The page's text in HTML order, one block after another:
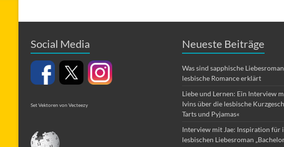
Social Media
Set Vektoren von Vecteezy
Neueste Beiträge
Was sind sapphische
lesbische Romance erklärt
Liebe und Lernen: Ein Interview
Ivins über die lesbische
Tarts und Pyjamas«
Interview mit Jae: Inspiration für
lesbischen Liebesroman